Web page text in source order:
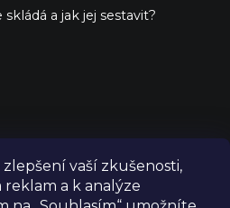
vaší zkušenosti,
reklam a k analýze
a jak jej sestavit?